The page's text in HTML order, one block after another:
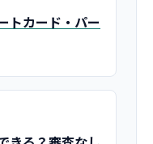
トカード・パー